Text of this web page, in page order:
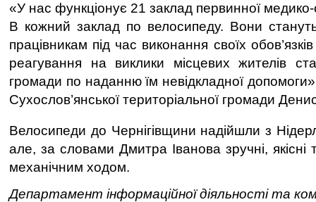
«У нас функціонує 21 заклад первинної медико-
В кожний заклад по велосипеду. Вони
працівникам під час виконання своїх
реагування на виклики місцевих жителів
громади по наданню їм невідкладної
Сухослов’янської територіальної громади
Велосипеди до Чернігівщини надійшли з
але, за словами Дмитра Іванова зручні, якісні
механічним ходом.
Департамент інформаційної діяльності та